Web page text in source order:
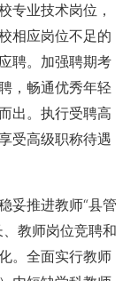
专业技术岗位，
相应岗位不足的
聘。加强聘期考
，畅通优秀年轻
出。执行受聘高
受高级职称待遇
推进教师“县管
教师岗位竞聘和
。全面实行教师